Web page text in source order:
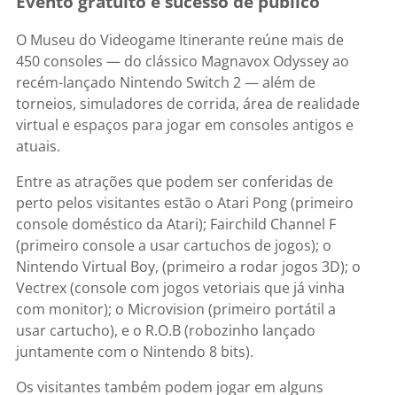
O Museu do Videogame Itinerante reúne mais de
450 consoles — do clássico Magnavox Odyssey ao
recém-lançado Nintendo Switch 2 — além de
torneios, simuladores de corrida, área de realidade
virtual e espaços para jogar em consoles antigos e
atuais.
Entre as atrações que podem ser conferidas de
perto pelos visitantes estão o Atari Pong (primeiro
console doméstico da Atari); Fairchild Channel F
(primeiro console a usar cartuchos de jogos); o
Nintendo Virtual Boy, (primeiro a rodar jogos 3D); o
Vectrex (console com jogos vetoriais que já vinha
com monitor); o Microvision (primeiro portátil a
usar cartucho), e o R.O.B (robozinho lançado
juntamente com o Nintendo 8 bits).
Os visitantes também podem jogar em alguns